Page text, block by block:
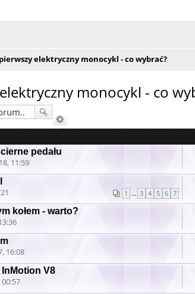
elektryczny monocykl - co wybrać?
monocykl - co
pedału
11:59
1 … 3 4 5 6 7
kołem - warto?
16:08
V8